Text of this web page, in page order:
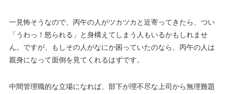
一見怖そうなので、丙午の人がツカツカと近寄ってきたら、つい
「うわっ！怒られる」と身構えてしまう人もいるかもしれませ
ん。ですが、もしその人がなにか困っていたのなら、丙午の人は
親身になって面倒を見てくれるはずです。
中間管理職的な立場になれば、部下が理不尽な上司から無理難題